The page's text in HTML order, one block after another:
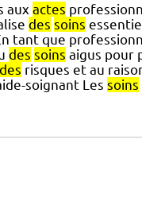
aux actes
des soins
tant que
des soins aigus pour
des risques et au
soignant Les soins